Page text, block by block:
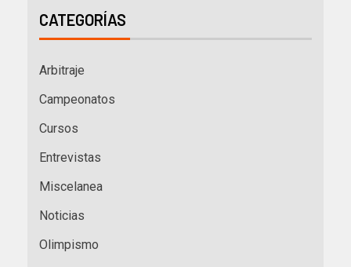
CATEGORÍAS
Arbitraje
Campeonatos
Cursos
Entrevistas
Miscelanea
Noticias
Olimpismo